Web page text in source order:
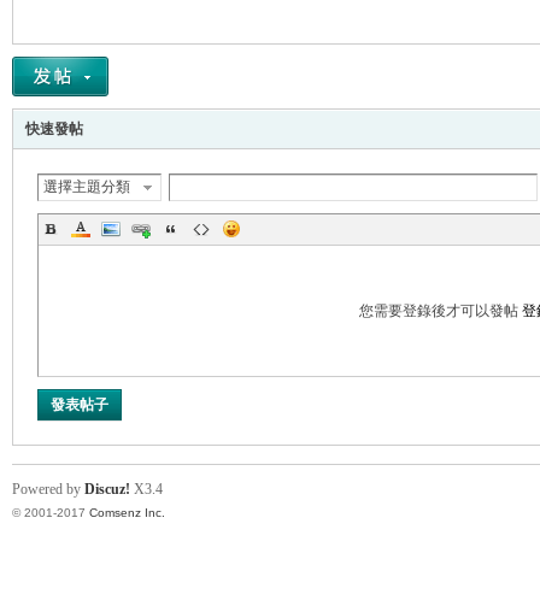
快速發帖
選擇主題分類
您需要登錄後才可以發帖 登
發表帖子
Powered by Discuz! X3.4
© 2001-2017 Comsenz Inc.